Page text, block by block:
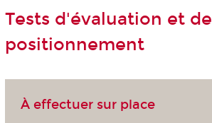
Tests d'évaluation et de
positionnement
À effectuer sur place